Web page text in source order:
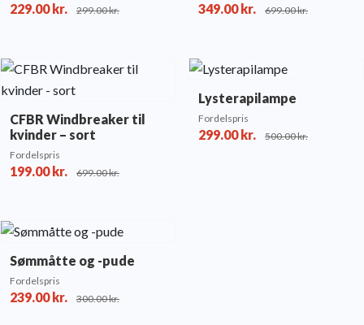
229.00kr. 299.00kr. 349.00kr. 699.00kr.
CFBR Windbreaker til
kvinder – sort
Fordelspris
199.00kr. 699.00kr.
Lysterapilampe
Fordelspris
299.00kr. 500.00kr.
Sømmåtte og -pude
Fordelspris
239.00kr. 300.00kr.